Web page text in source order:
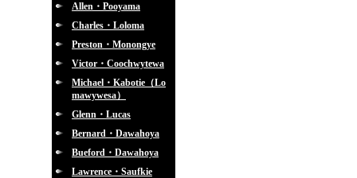
Allen・Pooyama
Charles・Loloma
Preston・Monongye
Victor・Coochwytewa
Michael・Kabotie（Lo
mawywesa）
Glenn・Lucas
Bernard・Dawahoya
Bueford・Dawahoya
Lawrence・Saufkie